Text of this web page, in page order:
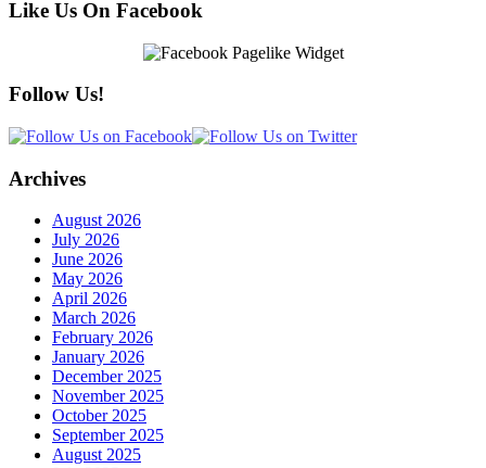
Like Us On Facebook
Follow Us!
Archives
August 2026
July 2026
June 2026
May 2026
April 2026
March 2026
February 2026
January 2026
December 2025
November 2025
October 2025
September 2025
August 2025